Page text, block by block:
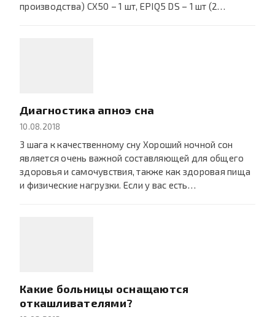
производства) СХ50 – 1 шт, EPIQ5 DS – 1 шт (2…
Диагностика апноэ сна
10.08.2018
3 шага к качественному сну Хороший ночной сон
является очень важной составляющей для общего
здоровья и самочувствия, также как здоровая пища
и физические нагрузки. Если у вас есть…
Какие больницы оснащаются
откашливателями?